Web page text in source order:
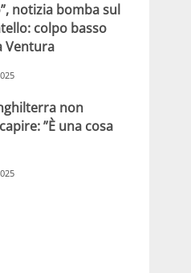
notizia bomba sul
colpo basso
Ventura
non
”È una cosa